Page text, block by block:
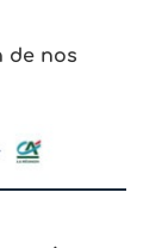
de nos